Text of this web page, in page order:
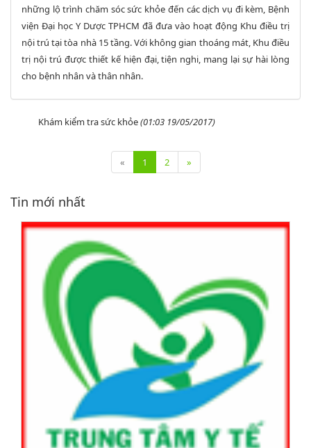
những lộ trình chăm sóc sức khỏe đến các dịch vụ đi kèm, Bệnh
viện Đại học Y Dược TPHCM đã đưa vào hoạt động Khu điều trị
nội trú tại tòa nhà 15 tầng. Với không gian thoáng mát, Khu điều
trị nội trú được thiết kế hiện đại, tiện nghi, mang lại sự hài lòng
cho bệnh nhân và thân nhân.
Khám kiểm tra sức khỏe(01:03 19/05/2017)
« 1 2 »
Tin mới nhất